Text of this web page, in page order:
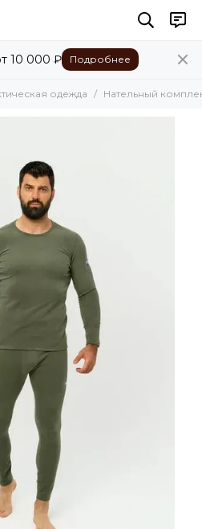
10 000 ₽ Подробнее
одежда Нательный